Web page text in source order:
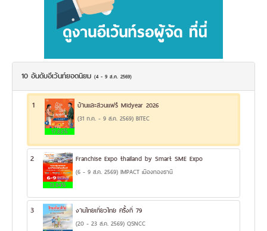
10 อันดับอีเว้นท์ยอดนิยม (4 - 9 ส.ค. 2569)
1
17.83%
บ้านและสวนแฟร์ Midyear 2026
(31 ก.ค. - 9 ส.ค. 2569) BITEC
2
13.84%
Franchise Expo thailand by Smart SME Expo
(6 - 9 ส.ค. 2569) IMPACT เมืองทองธานี
3 งานไทยเที่ยวไทย ครั้งที่ 79
(20 - 23 ส.ค. 2569) QSNCC